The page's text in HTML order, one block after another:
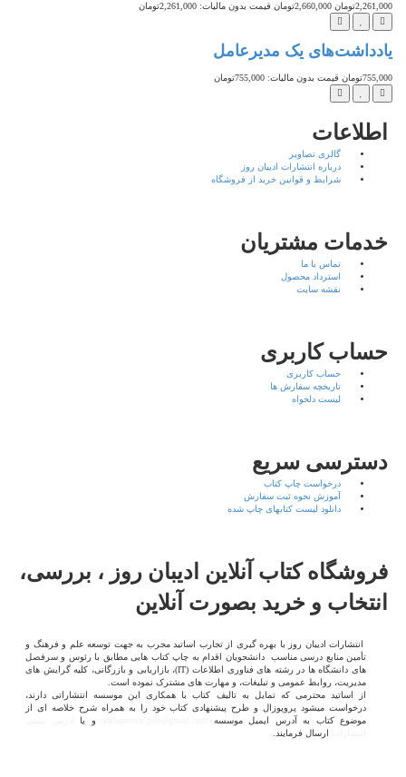
2,660,000تومان قیمت بدون مالیات: 2,261,000تومان
یک مدیرعامل
قیمت بدون مالیات: 755,000تومان
گالری تصاویر
درباره انتشارات ادیبان روز
شرایط و قوانین خرید از فروشگاه
مشتریان
تماس با ما
استرداد محصول
نقشه سایت
کاربری
حساب کاربری
تاریخچه سفارش ها
لیست دلخواه
سریع
درخواست چاپ کتاب
آموزش نحوه ثبت سفارش
دانلود لیست کتابهای چاپ شده
کتاب آنلاین ادیبان روز ، بررسی،
و خرید بصورت آنلاین
انتشارات ادیبان روز با بهره گیری از تجارب اساتید مجرب به جهت توسعه علم و فرهنگ و
تأمین منابع درسی مناسب دانشجویان اقدام به چاپ کتاب هایی مطابق با رئوس و سرفصل
های دانشگاه ها در رشته های فناوری اطلاعات (IT)، بازاریابی و بازرگانی، کلیه گرایش های
مدیریت، روابط عمومی و تبلیغات، و مهارت های مشترک نموده است.
از اساتید محترمی که تمایل به تالیف کتاب با همکاری این موسسه انتشاراتی دارند،
درخواست میشود پروپوزال و طرح پیشنهادی کتاب خود را به همراه شرح خلاصه ای از
موضوع کتاب به آدرس ایمیل موسسهadibanerooz.pub@gmail.com
آدرس پستی
ارسال فرمایند.